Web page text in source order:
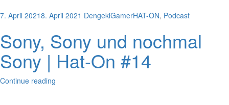
7. April 20218. April 2021 DengekiGamerHAT-ON, Podcast
Sony, Sony und nochmal
Sony | Hat-On #14
Continue reading